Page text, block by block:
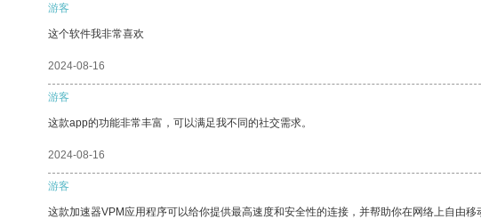
游客
这个软件我非常喜欢
2024-08-16
游客
这款app的功能非常丰富，可以满足我不同的社交需求。
2024-08-16
游客
这款加速器VPM应用程序可以给你提供最高速度和安全性的连接，并帮助你在网络上自由移